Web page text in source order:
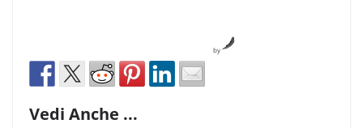
by
Vedi Anche ...